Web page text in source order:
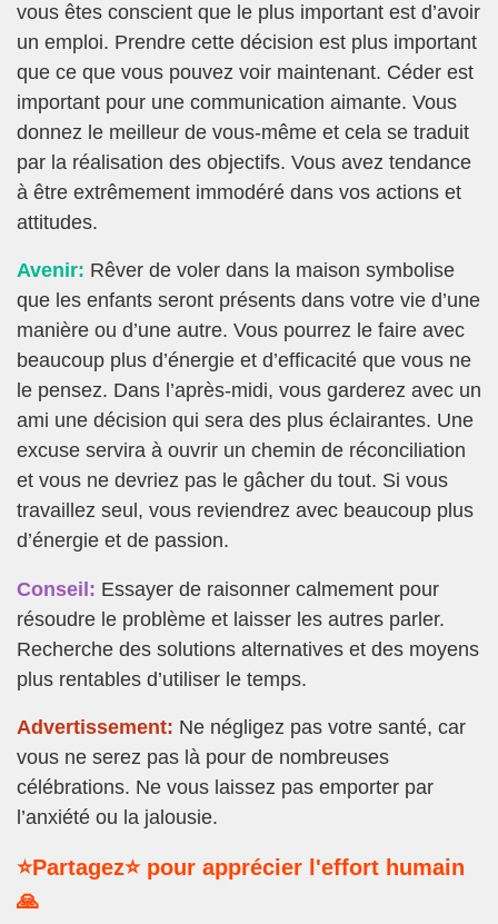
vous êtes conscient que le plus important est d’avoir
un emploi. Prendre cette décision est plus important
que ce que vous pouvez voir maintenant. Céder est
important pour une communication aimante. Vous
donnez le meilleur de vous-même et cela se traduit
par la réalisation des objectifs. Vous avez tendance
à être extrêmement immodéré dans vos actions et
attitudes.
Avenir: Rêver de voler dans la maison symbolise
que les enfants seront présents dans votre vie d’une
manière ou d’une autre. Vous pourrez le faire avec
beaucoup plus d’énergie et d’efficacité que vous ne
le pensez. Dans l’après-midi, vous garderez avec un
ami une décision qui sera des plus éclairantes. Une
excuse servira à ouvrir un chemin de réconciliation
et vous ne devriez pas le gâcher du tout. Si vous
travaillez seul, vous reviendrez avec beaucoup plus
d’énergie et de passion.
Conseil: Essayer de raisonner calmement pour
résoudre le problème et laisser les autres parler.
Recherche des solutions alternatives et des moyens
plus rentables d’utiliser le temps.
Advertissement: Ne négligez pas votre santé, car
vous ne serez pas là pour de nombreuses
célébrations. Ne vous laissez pas emporter par
l’anxiété ou la jalousie.
⭐Partagez⭐ pour apprécier l'effort humain
🙏